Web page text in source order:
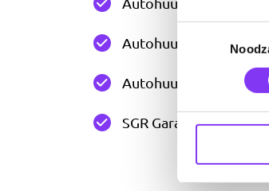
Autohuur Martinique -
Autohuur Guadeloupe
Autohuur St. Martin -
SGR Garantie